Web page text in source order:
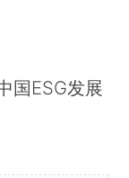
国前三大债券型
（iShares）和道
国ESG发展